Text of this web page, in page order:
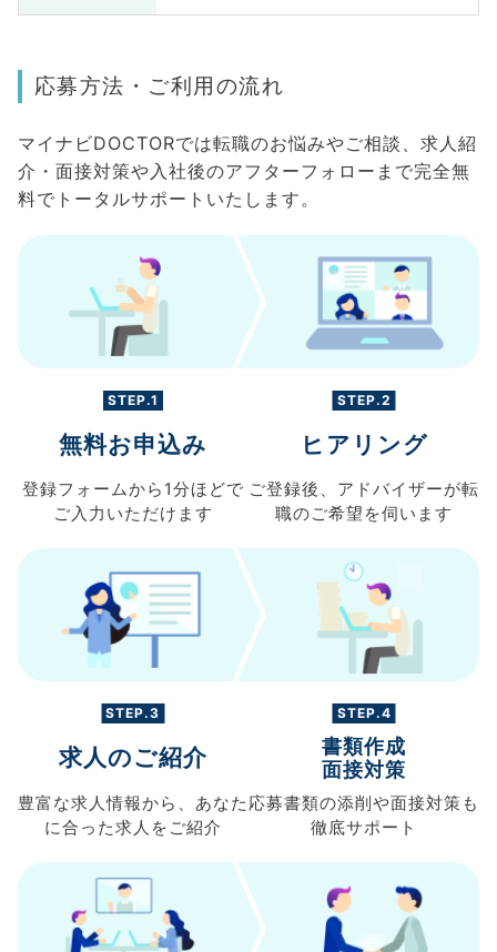
応募方法・ご利用の流れ
マイナビDOCTORでは転職のお悩みやご相談、求人紹
介・面接対策や入社後のアフターフォローまで完全無
料でトータルサポートいたします。
STEP.1
無料お申込み
登録フォームから 1分ほどで
ご入力 いただけます
STEP.2
ヒアリング
ご登録後、 アドバイザーが転
職のご希望を伺います
STEP.3
求人のご紹介
豊富な求人情報から、 あなた
に合った求人を ご紹介
STEP.4
書類作成
面接対策
応募書類の添削や面接対策も
徹底サポート